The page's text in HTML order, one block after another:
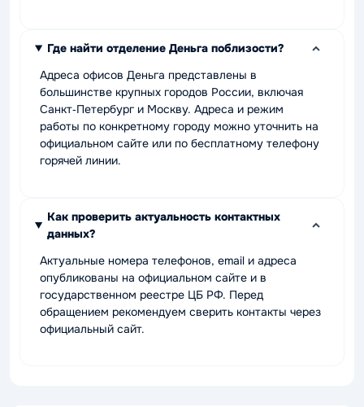
Где найти отделение Деньга поблизости?
Адреса офисов Деньга представлены в
большинстве крупных городов России, включая
Санкт‑Петербург и Москву. Адреса и режим
работы по конкретному городу можно уточнить на
официальном сайте или по бесплатному телефону
горячей линии.
Как проверить актуальность контактных
данных?
Актуальные номера телефонов, email и адреса
опубликованы на официальном сайте и в
государственном реестре ЦБ РФ. Перед
обращением рекомендуем сверить контакты через
официальный сайт.